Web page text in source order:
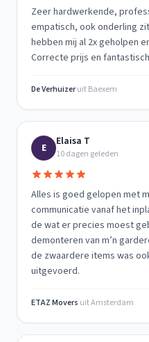
Zeer hardwerkende,
empatisch, ook onderling
hebben mij al 2x geholpen
Correcte prijs en
De VerhuizeruitBaexem
E Elaisa T
10 dagen geleden
Alles is goed gelopen met
communicatie vanaf het
de wat er precies moest
demonteren van m’n
de zwaardere items was
uitgevoerd.
ETAZ Movers uitAmsterdam